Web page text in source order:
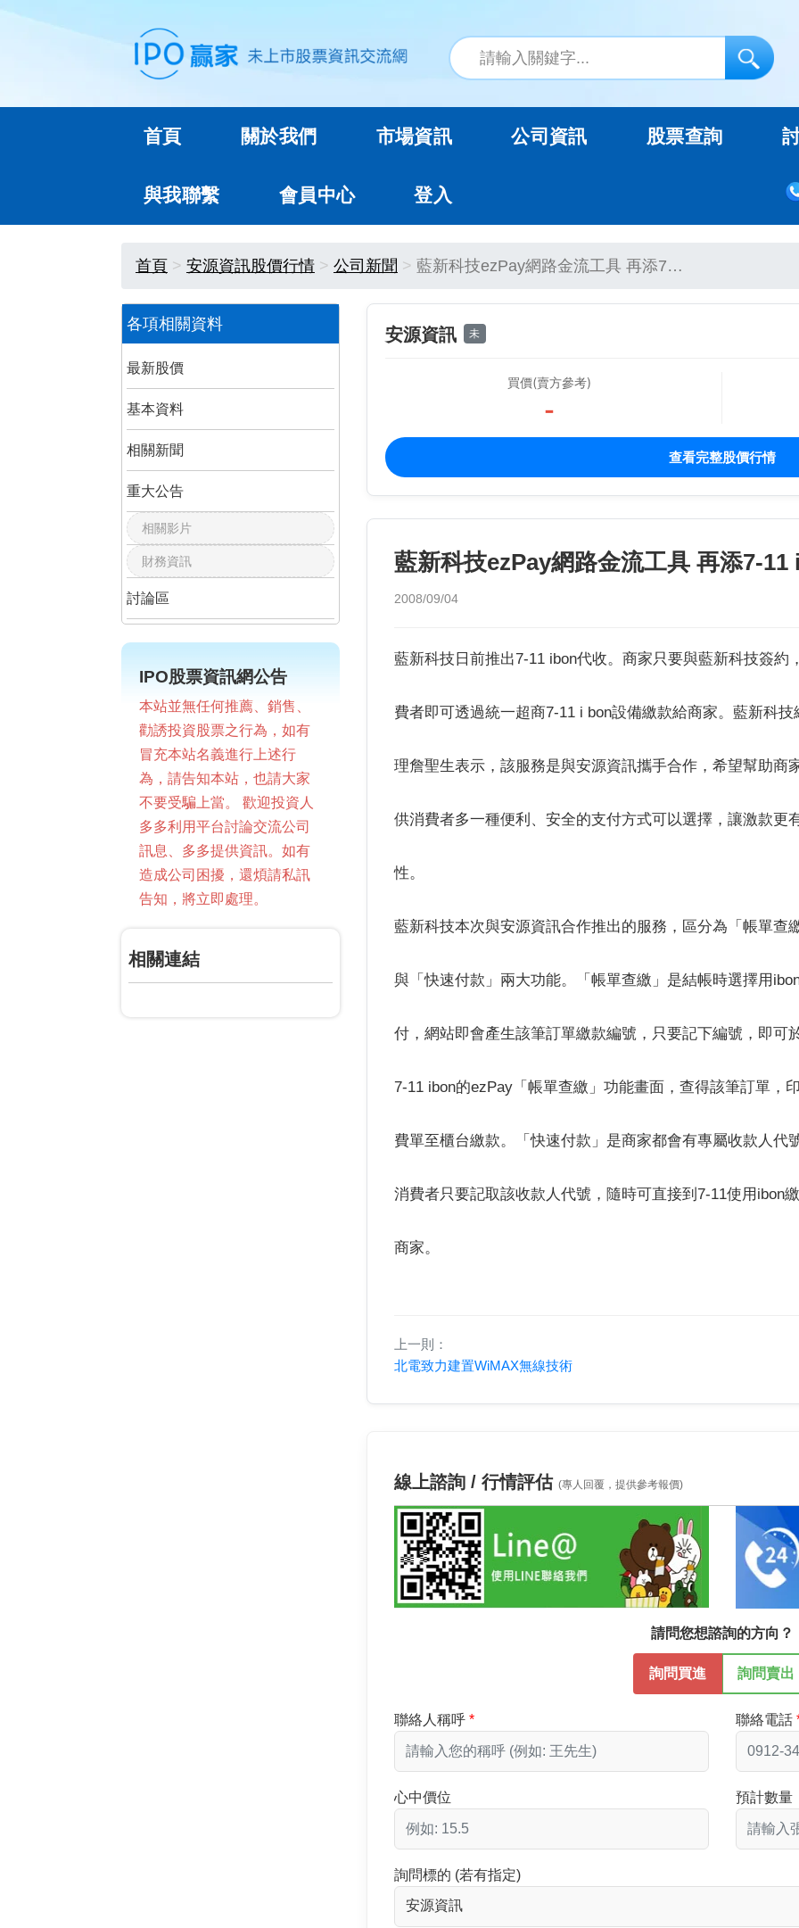
首頁 關於我們 市場資訊 公司資訊 股票查詢
與我聯繫 會員中心 登入
首頁 安源資訊股價行情 公司新聞 藍新科技ezPay網路金流工具 再添7…
各項相關資料
最新股價
基本資料
相關新聞
重大公告
相關影片
財務資訊
討論區
IPO股票資訊網公告
本站並無任何推薦、銷售、
勸誘投資股票之行為，如有
冒充本站名義進行上述行
為，請告知本站，也請大家
不要受騙上當。 歡迎投資人
多多利用平台討論交流公司
訊息、多多提供資訊。如有
造成公司困擾，還煩請私訊
告知，將立即處理。
相關連結
安源資訊 未
買價(賣方參考)
-
查看完整股價行情
藍新科技ezPay網路金流工具 再添7-
2008/09/04
藍新科技日前推出7-11 ibon代收。商家只要與藍新科技簽約
費者即可透過統一超商7-11 i bon設備繳款給商家。藍新科技
理詹聖生表示，該服務是與安源資訊攜手合作，希望幫助商
供消費者多一種便利、安全的支付方式可以選擇，讓激款更
性。
藍新科技本次與安源資訊合作推出的服務，區分為「帳單查
與「快速付款」兩大功能。「帳單查繳」是結帳時選擇用
付，網站即會產生該筆訂單繳款編號，只要記下編號，即可
7-11 ibon的ezPay「帳單查繳」功能畫面，查得該筆訂單，
費單至櫃台繳款。「快速付款」是商家都會有專屬收款人代
消費者只要記取該收款人代號，隨時可直接到7-11使用ibon
商家。
上一則：
北電致力建置WiMAX無線技術
線上諮詢 / 行情評估(專人回覆，提供參考報價)
請問您想諮詢的方向？
詢問買進 詢問賣出
聯絡人稱呼 聯絡電話
心中價位 預計數量
詢問標的 (若有指定)